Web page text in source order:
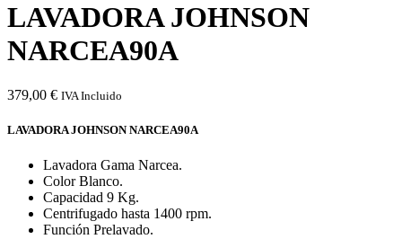
LAVADORA JOHNSON
NARCEA90A
379,00 € IVA Incluido
LAVADORA JOHNSON NARCEA90A
Lavadora Gama Narcea.
Color Blanco.
Capacidad 9 Kg.
Centrifugado hasta 1400 rpm.
Función Prelavado.